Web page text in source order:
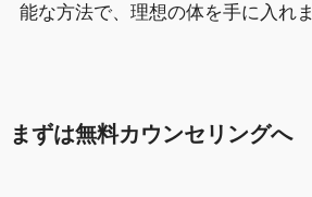
能な方法で、理想の体を手に入れ
まずは無料カウンセリングへ